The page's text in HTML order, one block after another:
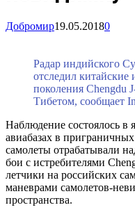
Добромир19.05.20180
Радар индийского
отследил китайские
поколения Chengdu
Тибетом, сообщает
Наблюдение состоялось в
авиабазах в
самолеты отрабатывали
бои с истребителями
летчики на российских
маневрами самолетов-
пространства.